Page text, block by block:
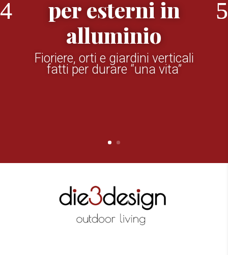
per esterni in
alluminio
Fioriere, orti e giardini verticali
fatti per durare “una vita”